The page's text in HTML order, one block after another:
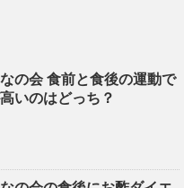
の会 食前と食後の運動で
いのはどっち？